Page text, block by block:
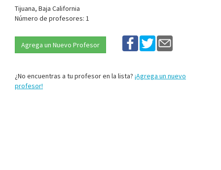
Tijuana, Baja California
Número de profesores: 1
Agrega un Nuevo Profesor
¿No encuentras a tu profesor en la lista? ¡Agrega un nuevo
profesor!